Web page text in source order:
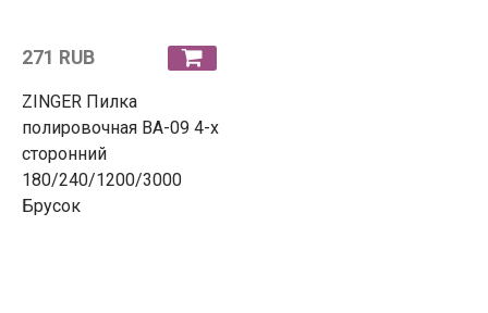
271 RUB
ZINGER Пилка
полировочная BA-09 4-х
сторонний
180/240/1200/3000
Брусок